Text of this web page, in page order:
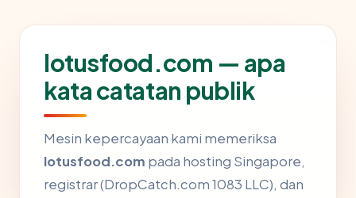
lotusfood.com — apa
kata catatan publik
Mesin kepercayaan kami memeriksa
lotusfood.com pada hosting Singapore,
registrar (DropCatch.com 1083 LLC), dan